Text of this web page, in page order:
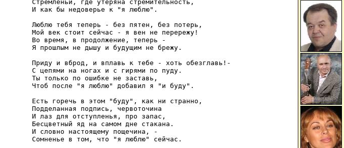
   Стремленьи, где утеряна стремительность,
   И как бы недоверье к "я люблю".
   Люблю тебя теперь - без пятен, без потерь,
   Мой век стоит сейчас - я вен не перережу!
   Во время, в продолжение, теперь -
   Я прошлым не дышу и будущим не брежу.
   Приду и вброд, и вплавь к тебе - хоть обезглавь!-
   С цепями на ногах и с гирями по пуду.
   Ты только по ошибке не заставь,
   Чтоб после "я люблю" добавил я "и буду".
   Есть горечь в этом "буду", как ни странно,
   Подделанная подпись, червоточина
   И лаз для отступленья, про запас,
   Бесцветный яд на самом дне стакана.
   И словно настоящему пощечина, -
   Сомненье в том, что "я люблю" сейчас.